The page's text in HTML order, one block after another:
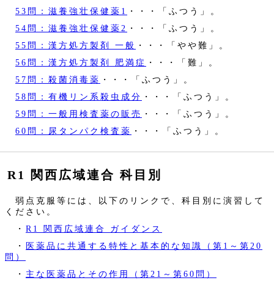
53問：滋養強壮保健薬1
・・・「ふつう」。
54問：滋養強壮保健薬2 ・・・「ふつう」。
55問：漢方処方製剤 一般 ・・・「やや難」。
56問：漢方処方製剤 肥満症
・・・「難」。
57問：殺菌消毒薬 ・・・「ふつう」。
58問：有機リン系殺虫成分 ・・・「ふつう」。
59問：一般用検査薬の販売
・・・「ふつう」。
60問：尿タンパク検査薬 ・・・「ふつう」。
R1 関西広域連合 科目別
弱点克服等には、以下のリンクで、科目別に演習して
ください。
・ R1 関西広域連合 ガイダンス
・
医薬品に共通する特性と基本的な知識（第1～第20
問）
・ 主な医薬品とその作用（第21～第60問）